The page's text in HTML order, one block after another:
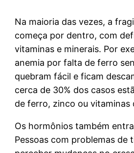
Na maioria das vezes, a
começa por dentro, com
vitaminas e minerais. Por
anemia por falta de ferro
quebram fácil e ficam
cerca de 30% dos casos
de ferro, zinco ou vitaminas
Os hormônios também
Pessoas com problemas de